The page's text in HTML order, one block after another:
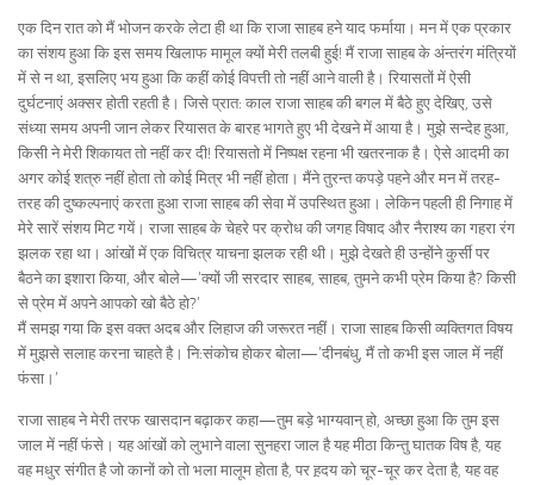
एक दिन रात को मैं भोजन करके लेटा ही था कि राजा साहब हने याद फर्माया। मन में एक प्रकार
का संशय हुआ कि इस समय खिलाफ मामूल क्यों मेरी तलबी हुई! मैं राजा साहब के अंन्तरंग मंत्रियों
में से न था, इसलिए भय हुआ कि कहीं कोई विपत्ती तो नहीं आने वाली है। रियासतों में ऐसी
दुर्घटनाएं अक्सर होती रहती है। जिसे प्रात: काल राजा साहब की बगल में बैठे हुए देखिए, उसे
संध्या समय अपनी जान लेकर रियासत के बारह भागते हुए भी देखने में आया है। मुझे सन्देह हुआ,
किसी ने मेरी शिकायत तो नहीं कर दी! रियासतो में निष्पक्ष रहना भी खतरनाक है। ऐसे आदमी का
अगर कोई शत्रु नहीं होता तो कोई मित्र भी नहीं होता। मैंने तुरन्त कपड़े पहने और मन में तरह-
तरह की दुष्कल्पनाएं करता हुआ राजा साहब की सेवा में उपस्थित हुआ। लेकिन पहली ही निगाह में
मेरे सारें संशय मिट गयें। राजा साहब के चेहरे पर क्रोध की जगह विषाद और नैराश्य का गहरा रंग
झलक रहा था। आंखों में एक विचित्र याचना झलक रही थी। मुझे देखते ही उन्होंने कुर्सी पर
बैठने का इशारा किया, और बोले—’क्यों जी सरदार साहब, साहब, तुमने कभी प्रेम किया है? किसी
से प्रेम में अपने आपको खो बैठे हो?’
मैं समझ गया कि इस वक्त अदब और लिहाज की जरूरत नहीं। राजा साहब किसी व्यक्तिगत विषय
में मुझसे सलाह करना चाहते है। नि:संकोच होकर बोला—’दीनबंधु, मैं तो कभी इस जाल में नहीं
फंसा।’
राजा साहब ने मेरी तरफ खासदान बढ़ाकर कहा—तुम बड़े भाग्यवान् हो, अच्छा हुआ कि तुम इस
जाल में नहीं फंसे। यह आंखों को लुभाने वाला सुनहरा जाल है यह मीठा किन्तु घातक विष है, यह
वह मधुर संगीत है जो कानों को तो भला मालूम होता है, पर ह़दय को चूर-चूर कर देता है, यह वह